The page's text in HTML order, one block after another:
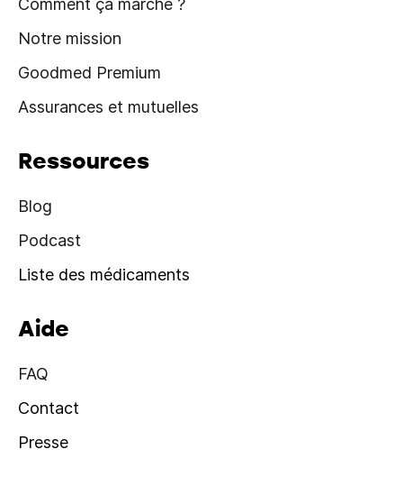
Comment ça marche ?
Notre mission
Goodmed Premium
Assurances et mutuelles
Ressources
Blog
Podcast
Liste des médicaments
Aide
FAQ
Contact
Presse